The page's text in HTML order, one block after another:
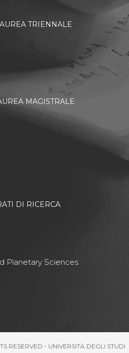
TRIENNALE
MAGISTRALE
DI RICERCA
Planetary Sciences
RESERVED - UNIVERSITÀ DEGLI STUDI